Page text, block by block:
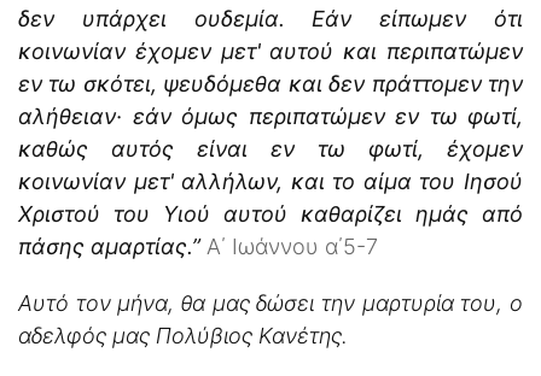
δεν υπάρχει ουδεμία.
Εάν είπωμεν ότι
κοινωνίαν έχομεν μετ' αυτού και περιπατώμεν
εν τω σκότει, ψευδόμεθα και δεν πράττομεν την
αλήθειαν· εάν όμως περιπατώμεν εν τω φωτί,
καθώς αυτός είναι εν τω φωτί, έχομεν
κοινωνίαν μετ' αλλήλων, και το αίμα του Ιησού
Χριστού του Υιού αυτού καθαρίζει ημάς από
πάσης αμαρτίας.”Α΄ Ιωάννου α΄5-7
Αυτό τον μήνα, θα μας δώσει την μαρτυρία του, ο
αδελφός μας Πολύβιος Κανέτης.